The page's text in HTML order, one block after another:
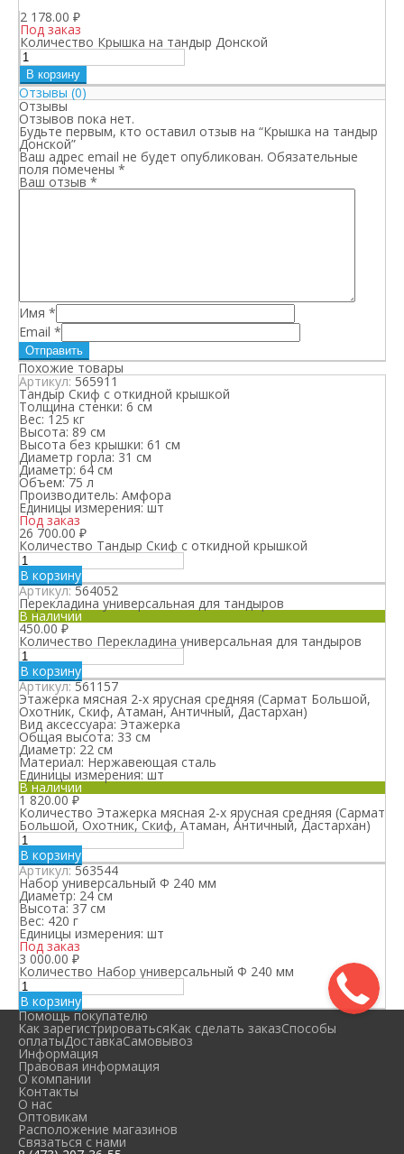
2 178.00 ₽
Под заказ
Количество Крышка на тандыр Донской
В корзину
Отзывы (0)
Отзывы
Отзывов пока нет.
Будьте первым, кто оставил отзыв на “Крышка на тандыр
Донской”
Ваш адрес email не будет опубликован. Обязательные
поля помечены *
Ваш отзыв *
Имя *
Email *
Похожие товары
Артикул:565911
Тандыр Скиф с откидной крышкой
Толщина стенки: 6 см
Вес: 125 кг
Высота: 89 см
Высота без крышки: 61 см
Диаметр горла: 31 см
Диаметр: 64 см
Объем:75 л
Производитель: Амфора
Единицы измерения:шт
Под заказ
26 700.00 ₽
Количество Тандыр Скиф с откидной крышкой
В корзину
Артикул:564052
Перекладина универсальная для тандыров
В наличии
450.00₽
Количество Перекладина универсальная для тандыров
В корзину
Артикул:561157
Этажерка мясная 2-х ярусная средняя (Сармат Большой,
Охотник, Скиф, Атаман, Античный, Дастархан)
Вид аксессуара: Этажерка
Общая высота: 33 см
Диаметр: 22 см
Материал: Нержавеющая сталь
Единицы измерения: шт
В наличии
1 820.00₽
Количество Этажерка мясная 2-х ярусная средняя (Сармат
Большой, Охотник, Скиф, Атаман, Античный, Дастархан)
В корзину
Артикул:563544
Набор универсальный Ф 240 мм
Диаметр: 24 см
Высота: 37 см
Вес: 420 г
Единицы измерения: шт
Под заказ
3 000.00 ₽
Количество Набор универсальный Ф 240 мм
В корзину
Помощь покупателю
Как зарегистрироватьсяКак сделать заказСпособы
оплатыДоставкаСамовывоз
Информация
Правовая информация
О компании
Контакты
О нас
Оптовикам
Расположение магазинов
Связаться с нами